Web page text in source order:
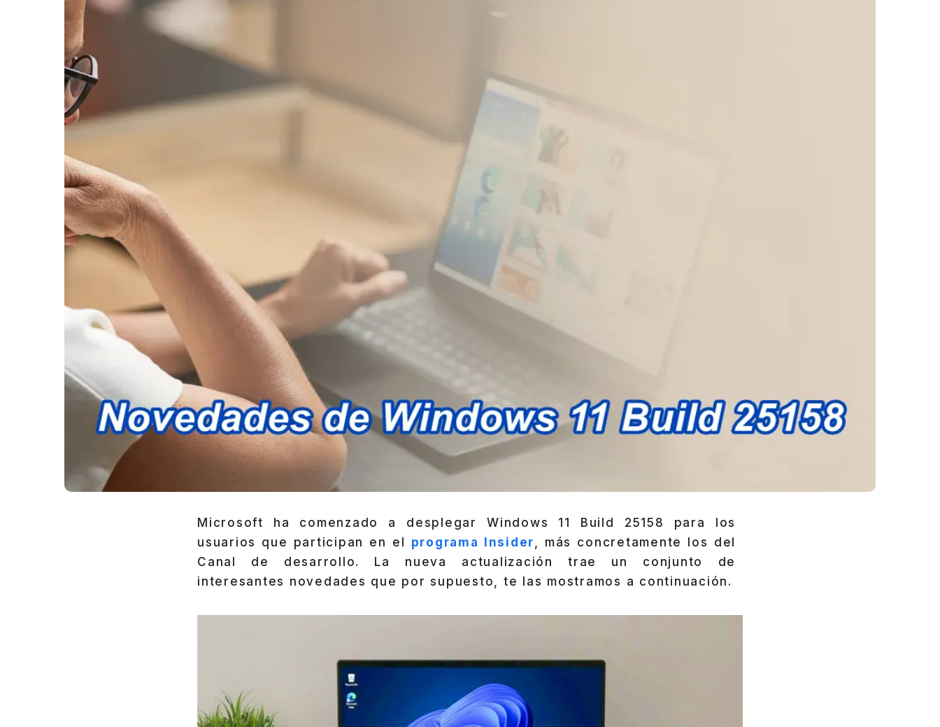
Microsoft ha comenzado a desplegar Windows 11 Build 25158 para los
usuarios que participan en el programa Insider, más concretamente los del
Canal de desarrollo. La nueva actualización trae un conjunto de
interesantes novedades que por supuesto, te las mostramos a continuación.